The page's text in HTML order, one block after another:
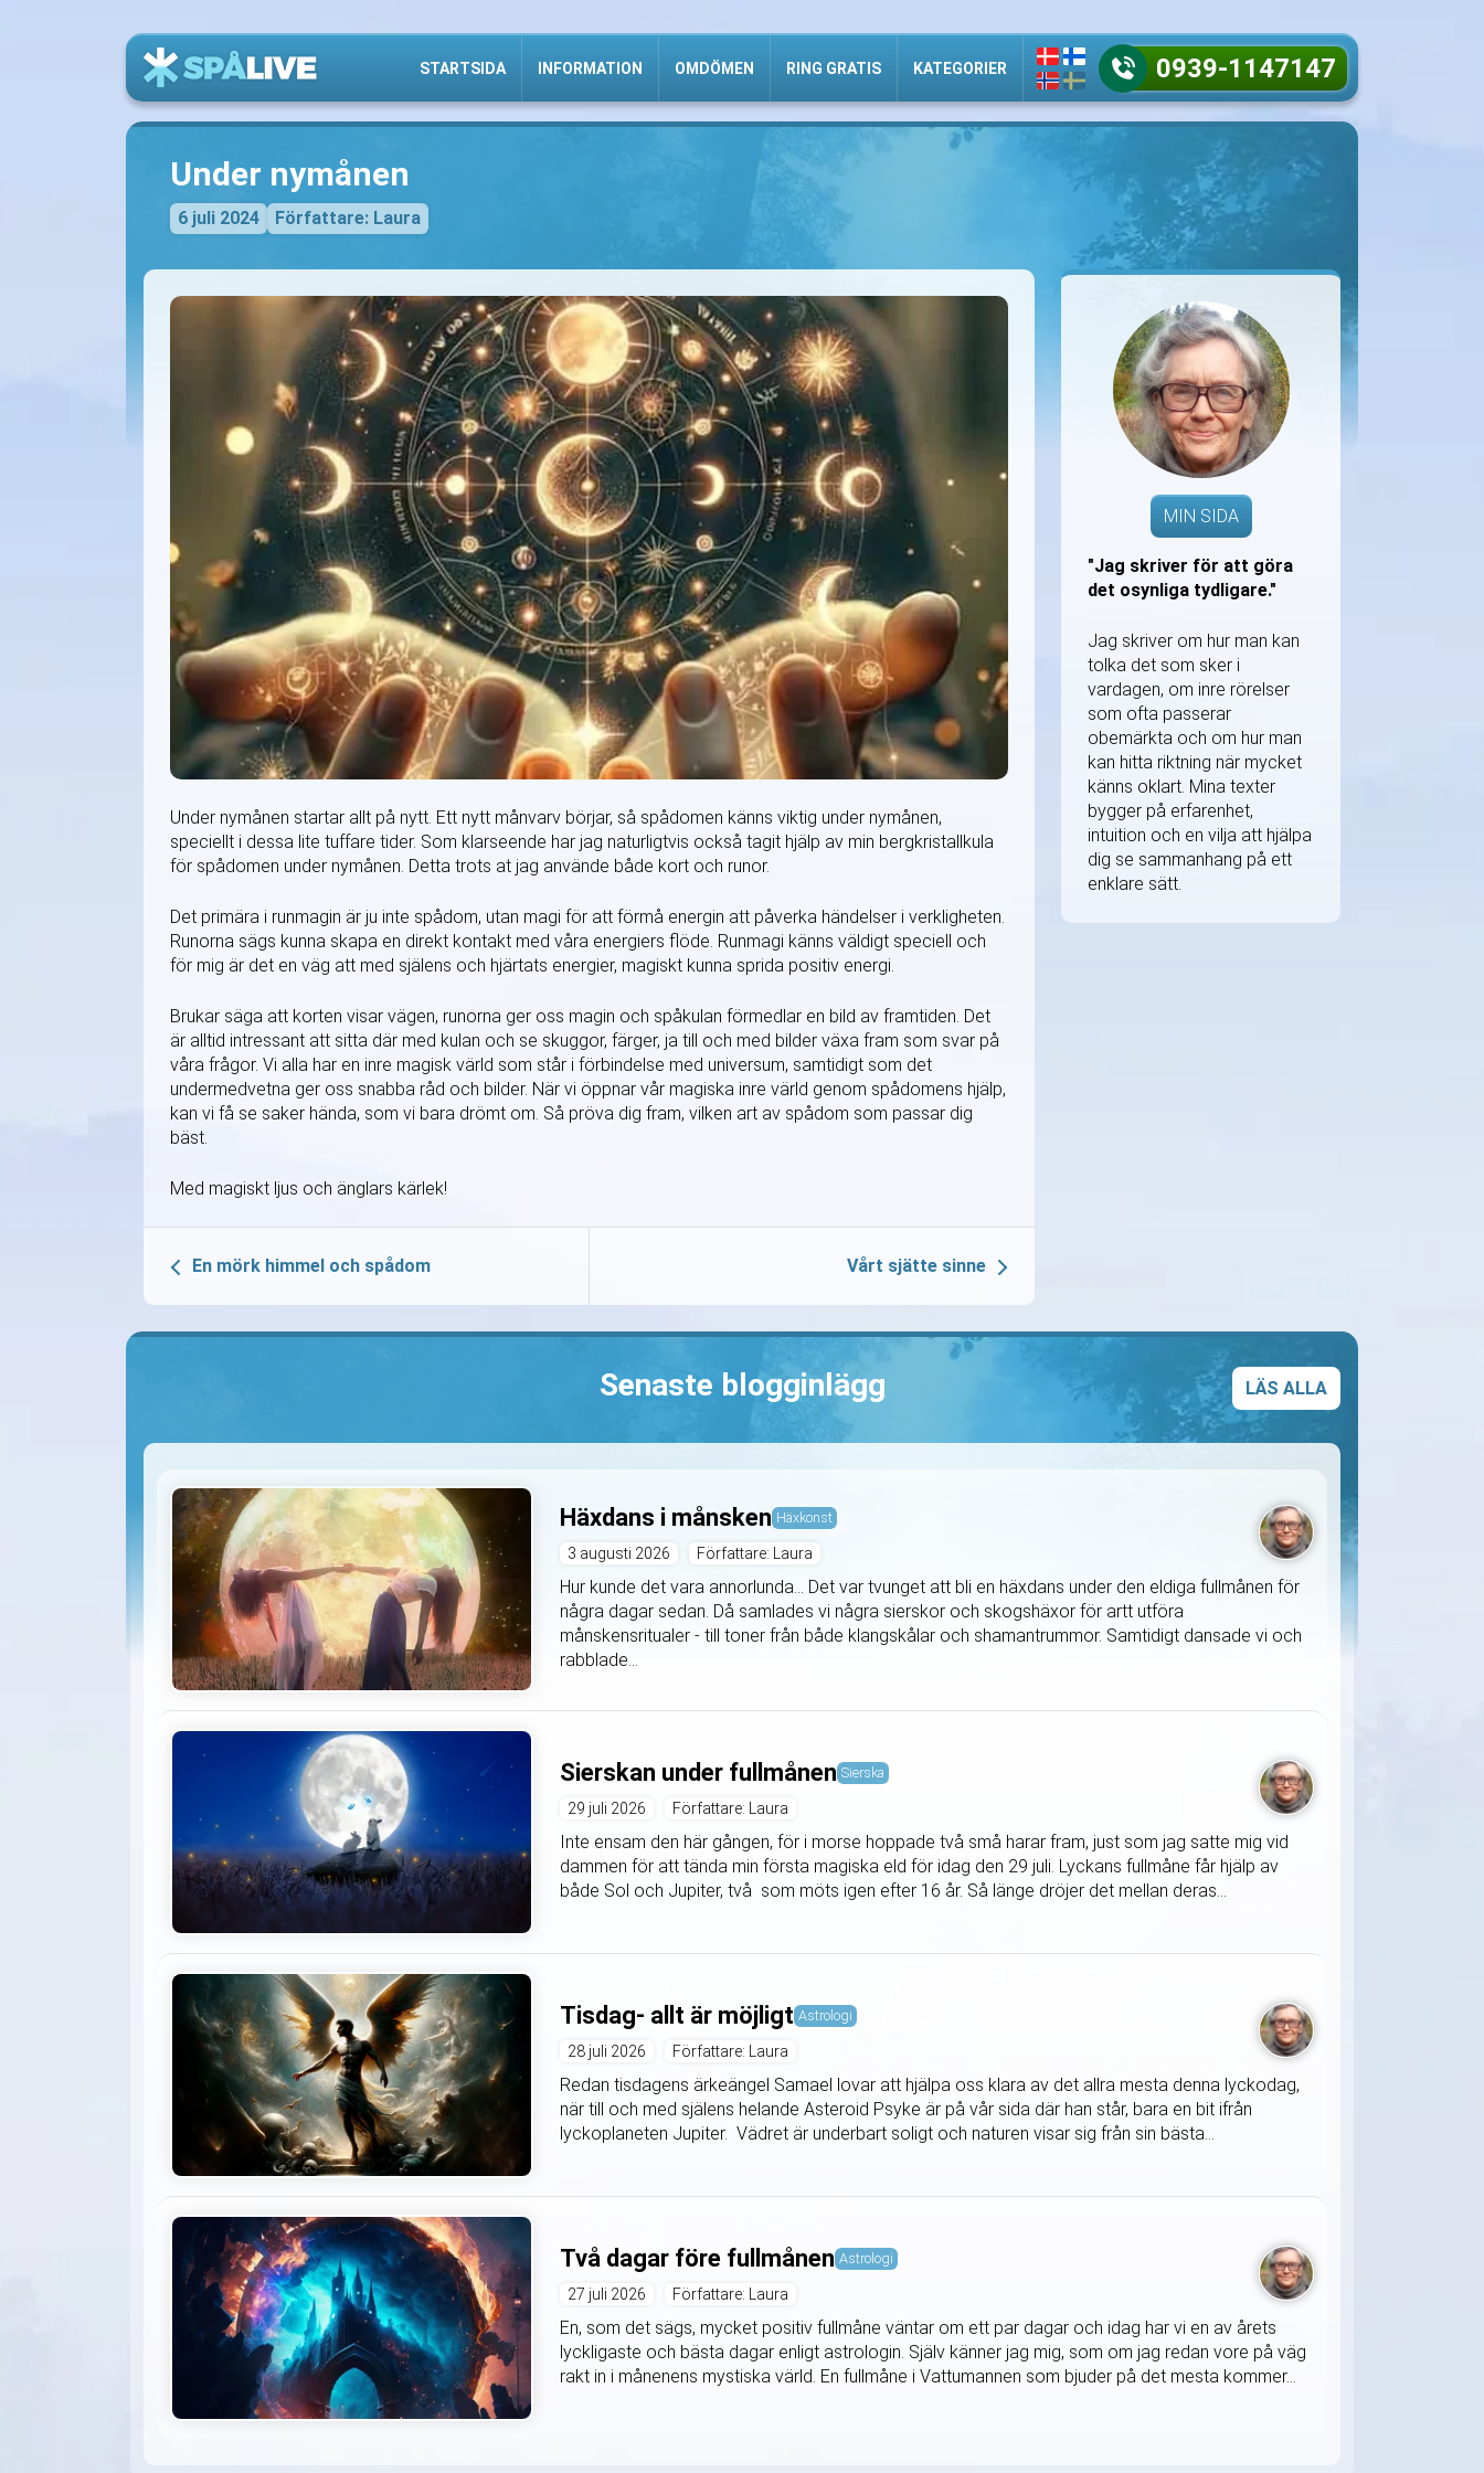
STARTSIDA INFORMATION OMDÖMEN RING GRATIS KATEGORIER 0939-1147147
Under nymånen
6 juli 2024 Författare: Laura
Under nymånen startar allt på nytt. Ett nytt månvarv börjar, så spådomen känns viktig under nymånen,
speciellt i dessa lite tuffare tider. Som klarseende har jag naturligtvis också tagit hjälp av min bergkristallkula
för spådomen under nymånen. Detta trots at jag använde både kort och runor.
Det primära i runmagin är ju inte spådom, utan magi för att förmå energin att påverka händelser i verkligheten.
Runorna sägs kunna skapa en direkt kontakt med våra energiers flöde. Runmagi känns väldigt speciell och
för mig är det en väg att med själens och hjärtats energier, magiskt kunna sprida positiv energi.
Brukar säga att korten visar vägen, runorna ger oss magin och spåkulan förmedlar en bild av framtiden. Det
är alltid intressant att sitta där med kulan och se skuggor, färger, ja till och med bilder växa fram som svar på
våra frågor. Vi alla har en inre magisk värld som står i förbindelse med universum, samtidigt som det
undermedvetna ger oss snabba råd och bilder. När vi öppnar vår magiska inre värld genom spådomens hjälp,
kan vi få se saker hända, som vi bara drömt om. Så pröva dig fram, vilken art av spådom som passar dig
bäst.
Med magiskt ljus och änglars kärlek!
En mörk himmel och spådom Vårt sjätte sinne
MIN SIDA
"Jag skriver för att göra
det osynliga tydligare."
Jag skriver om hur man kan
tolka det som sker i
vardagen, om inre rörelser
som ofta passerar
obemärkta och om hur man
kan hitta riktning när mycket
känns oklart. Mina texter
bygger på erfarenhet,
intuition och en vilja att hjälpa
dig se sammanhang på ett
enklare sätt.
Senaste blogginlägg LÄS ALLA
Häxdans i månsken Häxkonst
3 augusti 2026 Författare: Laura
Hur kunde det vara annorlunda... Det var tvunget att bli en häxdans under den eldiga fullmånen för
några dagar sedan. Då samlades vi några sierskor och skogshäxor för artt utföra
månskensritualer - till toner från både klangskålar och shamantrummor. Samtidigt dansade vi och
rabblade...
Sierskan under fullmånen Sierska
29 juli 2026 Författare: Laura
Inte ensam den här gången, för i morse hoppade två små harar fram, just som jag satte mig vid
dammen för att tända min första magiska eld för idag den 29 juli. Lyckans fullmåne får hjälp av
både Sol och Jupiter, två som möts igen efter 16 år. Så länge dröjer det mellan deras...
Tisdag- allt är möjligt Astrologi
28 juli 2026 Författare: Laura
Redan tisdagens ärkeängel Samael lovar att hjälpa oss klara av det allra mesta denna lyckodag,
när till och med själens helande Asteroid Psyke är på vår sida där han står, bara en bit ifrån
lyckoplaneten Jupiter. Vädret är underbart soligt och naturen visar sig från sin bästa...
Två dagar före fullmånen Astrologi
27 juli 2026 Författare: Laura
En, som det sägs, mycket positiv fullmåne väntar om ett par dagar och idag har vi en av årets
lyckligaste och bästa dagar enligt astrologin. Själv känner jag mig, som om jag redan vore på väg
rakt in i månenens mystiska värld. En fullmåne i Vattumannen som bjuder på det mesta kommer...